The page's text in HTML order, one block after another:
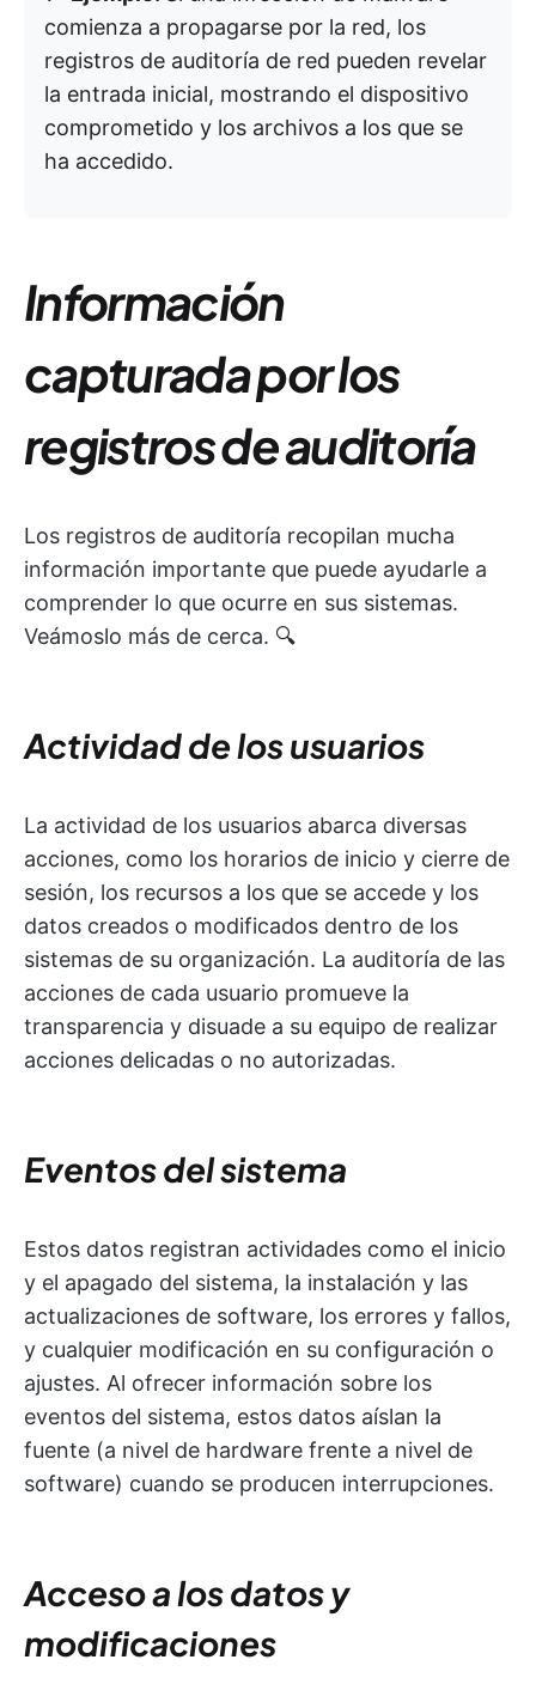
comienza a propagarse por la red, los
registros de auditoría de red pueden revelar
la entrada inicial, mostrando el dispositivo
comprometido y los archivos a los que se
ha accedido.
Información
capturada por los
registros de auditoría
Los registros de auditoría recopilan mucha
información importante que puede ayudarle a
comprender lo que ocurre en sus sistemas.
Veámoslo más de cerca. 🔍
Actividad de los usuarios
La actividad de los usuarios abarca diversas
acciones, como los horarios de inicio y cierre de
sesión, los recursos a los que se accede y los
datos creados o modificados dentro de los
sistemas de su organización. La auditoría de las
acciones de cada usuario promueve la
transparencia y disuade a su equipo de realizar
acciones delicadas o no autorizadas.
Eventos del sistema
Estos datos registran actividades como el inicio
y el apagado del sistema, la instalación y las
actualizaciones de software, los errores y fallos,
y cualquier modificación en su configuración o
ajustes. Al ofrecer información sobre los
eventos del sistema, estos datos aíslan la
fuente (a nivel de hardware frente a nivel de
software) cuando se producen interrupciones.
Acceso a los datos y
modificaciones